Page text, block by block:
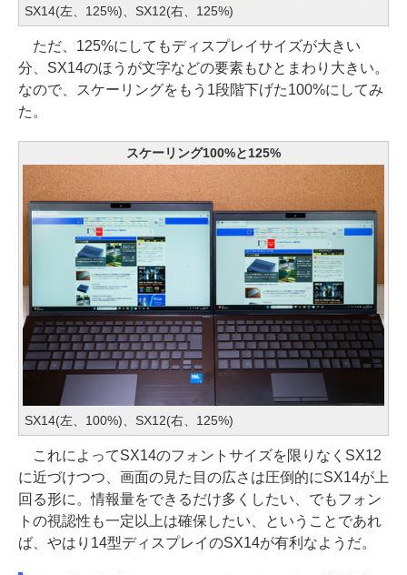
SX14(左、125%)、SX12(右、125%)
ただ、125%にしてもディスプレイサイズが大きい
分、SX14のほうが文字などの要素もひとまわり大きい。
なので、スケーリングをもう1段階下げた100%にしてみ
た。
スケーリング100%と125%
SX14(左、100%)、SX12(右、125%)
これによってSX14のフォントサイズを限りなくSX12
に近づけつつ、画面の見た目の広さは圧倒的にSX14が上
回る形に。情報量をできるだけ多くしたい、でもフォン
トの視認性も一定以上は確保したい、ということであれ
ば、やはり14型ディスプレイのSX14が有利なようだ。